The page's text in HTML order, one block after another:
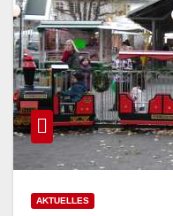
AKTUELLES